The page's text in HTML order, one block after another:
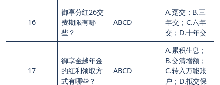
16
御享分红26交
费期限有哪
些？
ABCD
A.趸交；B.三
年交；C.六年
交；D.十年交
17
御享金越年金
的红利领取方
式有哪些？
ABCD
A.累积生息；
B.交清增额；
C.转入万能账
户；D.抵交保